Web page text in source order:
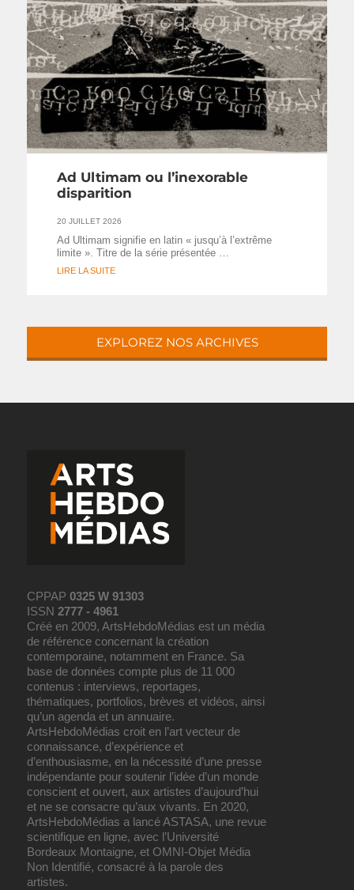
Ad Ultimam ou l’inexorable
disparition
20 JUILLET 2026
Ad Ultimam signifie en latin « jusqu’à l’extrême
limite ». Titre de la série présentée …
LIRE LA SUITE
EXPLOREZ NOS ARCHIVES
CPPAP0325 W 91303
ISSN2777 - 4961
Créé en 2009, ArtsHebdoMédias est un média
de référence concernant la création
contemporaine, notamment en France. Sa
base de données compte plus de 11 000
contenus : interviews, reportages,
thématiques, portfolios, brèves et vidéos, ainsi
qu’un agenda et un annuaire.
ArtsHebdoMédias croit en l’art vecteur de
connaissance, d’expérience et
d’enthousiasme, en la nécessité d’une presse
indépendante pour soutenir l’idée d’un monde
conscient et ouvert, aux artistes d’aujourd’hui
et ne se consacre qu’aux vivants. En 2020,
ArtsHebdoMédias a lancé ASTASA, une revue
scientifique en ligne, avec l’Université
Bordeaux Montaigne, et OMNI-Objet Média
Non Identifié, consacré à la parole des
artistes.